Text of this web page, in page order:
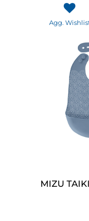
Agg.
MIZU